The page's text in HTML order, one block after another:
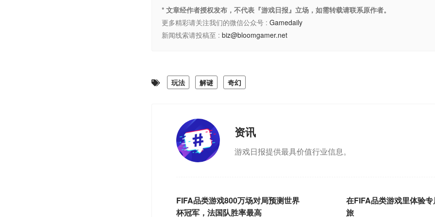
* 文章经作者授权发布，不代表『游戏日报』立场，如需转载请联系原作者。
更多精彩请关注我们的微信公众号 : Gamedaily
新闻线索请投稿至 : biz@bloomgamer.net
玩法 解谜 奇幻
资讯
游戏日报提供最具价值行业信息。
FIFA品类游戏800万场对局预测世界
杯冠军，法国队胜率最高
在FIFA品类游戏里体验
旅